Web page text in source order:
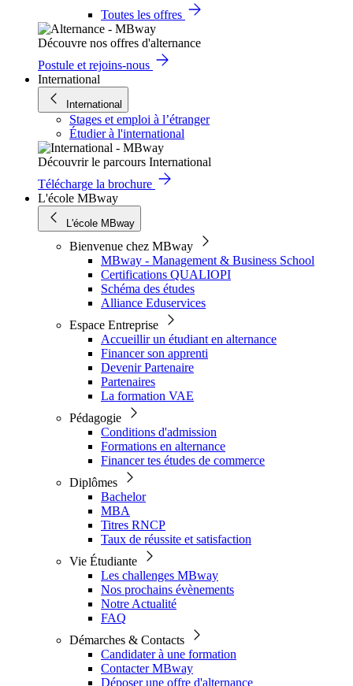
Toutes les offres
Découvre nos offres d'alternance
Postule et rejoins-nous
International
International
Stages et emploi à l’étranger
Étudier à l'international
Découvrir le parcours International
Télécharge la brochure
L'école MBway
L'école MBway
Bienvenue chez MBway
MBway - Management & Business School
Certifications QUALIOPI
Schéma des études
Alliance Eduservices
Espace Entreprise
Accueillir un étudiant en alternance
Financer son apprenti
Devenir Partenaire
Partenaires
La formation VAE
Pédagogie
Conditions d'admission
Formations en alternance
Financer tes études de commerce
Diplômes
Bachelor
MBA
Titres RNCP
Taux de réussite et satisfaction
Vie Étudiante
Les challenges MBway
Nos prochains évènements
Notre Actualité
FAQ
Démarches & Contacts
Candidater à une formation
Contacter MBway
Déposer une offre d'alternance